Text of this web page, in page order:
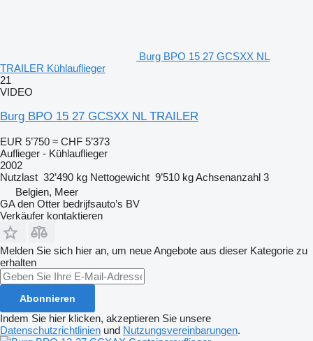
Burg BPO 15 27 GCSXX NL
TRAILER Kühlauflieger
21
VIDEO
Burg BPO 15 27 GCSXX NL TRAILER
EUR 5’750 ≈ CHF 5’373
Auflieger - Kühlauflieger
2002
Nutzlast 32’490 kg Nettogewicht 9’510 kgAchsenanzahl 3
Belgien, Meer
GA den Otter bedrijfsauto’s BV
Verkäufer kontaktieren
Melden Sie sich hier an, um neue Angebote aus dieser Kategorie zu
erhalten
Abonnieren
Indem Sie hier klicken, akzeptieren Sie unsere
Datenschutzrichtlinien und Nutzungsvereinbarungen.